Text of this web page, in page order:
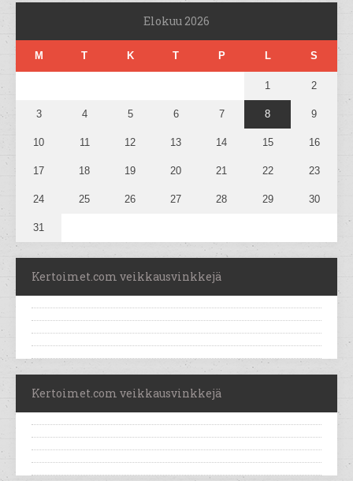
Elokuu 2026
M T K T P L S
1 2
3 4 5 6 7 8 9
10 11 12 13 14 15 16
17 18 19 20 21 22 23
24 25 26 27 28 29 30
31
Kertoimet.com veikkausvinkkejä
Kertoimet.com veikkausvinkkejä